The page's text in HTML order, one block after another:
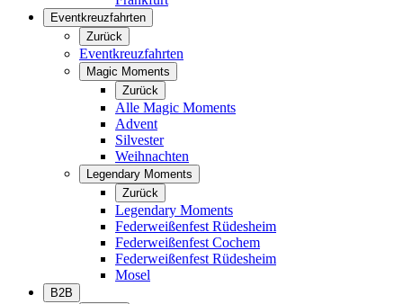
Eventkreuzfahrten
Zurück
Eventkreuzfahrten
Magic Moments
Zurück
Alle Magic Moments
Advent
Silvester
Weihnachten
Legendary Moments
Zurück
Legendary Moments
Federweißenfest Rüdesheim
Federweißenfest Cochem
Federweißenfest Rüdesheim
Mosel
B2B